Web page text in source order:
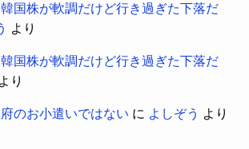
国株が軟調だけど行き過ぎた下落だ
より
国株が軟調だけど行き過ぎた下落だ
より
のお小遣いではない に よしぞう より